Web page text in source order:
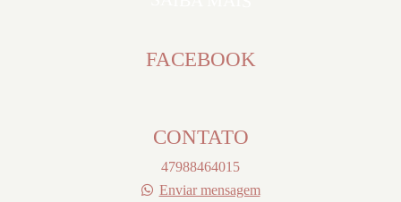
FACEBOOK
CONTATO
47988464015
Enviar mensagem